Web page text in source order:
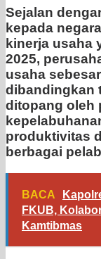
Sejalan
kepada
kinerja usaha
2025,
usaha
dibandingkan
ditopang oleh
produktivitas
berbagai
BACA
FKUB,
Kamtibmas